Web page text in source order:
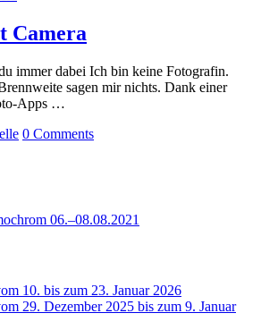
Camera
immer dabei Ich bin keine Fotografin.
sagen mir nichts. Dank einer
Apps …
0 Comments